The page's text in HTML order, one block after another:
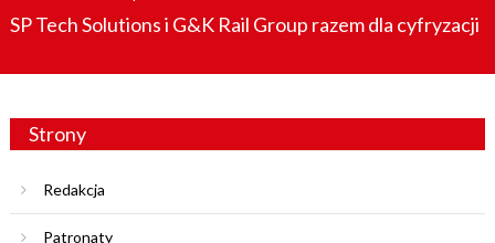
SP Tech Solutions i G&K Rail Group razem dla cyfryzacji
Strony
Redakcja
Patronaty